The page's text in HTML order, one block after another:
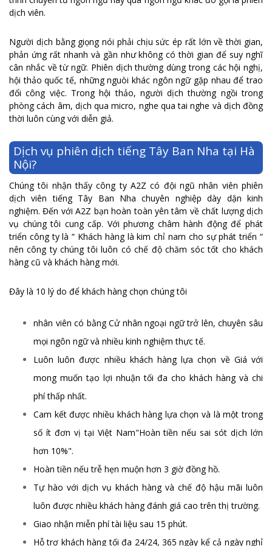
dịch viên.
Người dịch bằng giọng nói phải chịu sức ép rất lớn về thời gian,
phản ứng rất nhanh và gần như không có thời gian để suy nghĩ
cân nhắc về từ ngữ. Phiên dịch thường dùng trong các hội nghị,
hội thảo quốc tế, những nguòi khác ngôn ngữ gặp nhau để trao
đổi công việc. Trong hội thảo, người dịch thường ngồi trong
phòng cách âm, dịch qua micro, nghe qua tai nghe và dịch đồng
thời luôn cùng với diễn giả.
Dịch vụ phiên dịch tiếng Tây Ban Nha tại Hà
Nội?
Chúng tôi nhận thấy công ty A2Z có đội ngũ nhân viên phiên
dịch viên tiếng Tây Ban Nha chuyên nghiệp dày dặn kinh
nghiệm. Đến với A2Z bạn hoàn toàn yên tâm về chất lượng dịch
vụ chúng tôi cung cấp. Với phương châm hành động để phát
triển công ty là “ Khách hàng là kim chỉ nam cho sự phát triển “
nên công ty chúng tôi luôn có chế độ chăm sóc tốt cho khách
hàng cũ và khách hàng mới.
Đây là 10 lý do để khách hàng chọn chúng tôi
nhân viên có bằng Cử nhân ngoại ngữ trở lên, chuyên sâu
mọi ngôn ngữ và nhiều kinh nghiệm thực tế.
Luôn luôn được nhiều khách hàng lựa chọn về Giá với
mong muốn tạo lợi nhuận tối đa cho khách hàng và chi
phí thấp nhất.
Cam kết được nhiều khách hàng lựa chọn và là một trong
số ít đơn vị tại Việt Nam"Hoàn tiền nếu sai sót dịch lớn
hơn 10%".
Hoàn tiền nếu trễ hẹn muộn hơn 3 giờ đồng hồ.
Tự hào với dịch vụ khách hàng và chế độ hậu mãi luôn
luôn được nhiều khách hàng đánh giá cao trên thị trường.
Giao nhận miễn phí tài liệu sau 15 phút.
Hỗ trợ khách hàng tối đa 24/24, 365 ngày kể cả ngày nghỉ